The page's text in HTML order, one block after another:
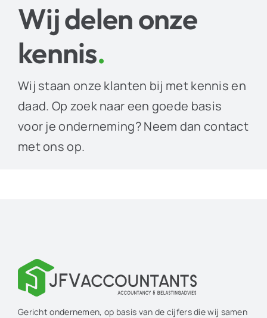
Wij delen onze
kennis.
Wij staan onze klanten bij met kennis en
daad. Op zoek naar een goede basis
voor je onderneming? Neem dan contact
met ons op.
Gericht ondernemen, op basis van de cijfers die wij samen